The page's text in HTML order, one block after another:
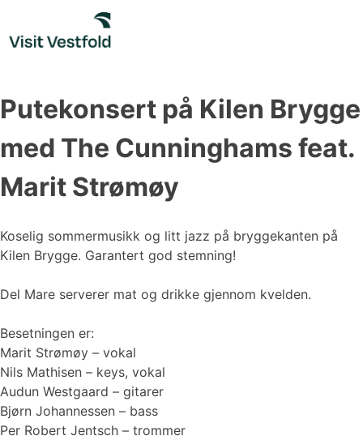
content
Putekonsert på Kilen Brygge
med The Cunninghams feat.
Marit Strømøy
Koselig sommermusikk og litt jazz på bryggekanten på
Kilen Brygge. Garantert god stemning!
Del Mare serverer mat og drikke gjennom kvelden.
Besetningen er:
Marit Strømøy – vokal
Nils Mathisen – keys, vokal
Audun Westgaard – gitarer
Bjørn Johannessen – bass
Per Robert Jentsch – trommer